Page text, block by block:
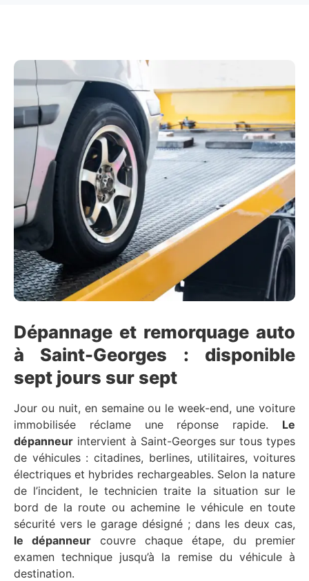
Dépannage et remorquage auto
à Saint-Georges : disponible
sept jours sur sept
Jour ou nuit, en semaine ou le week-end, une voiture
immobilisée réclame une réponse rapide. Le
dépanneur intervient à Saint-Georges sur tous types
de véhicules : citadines, berlines, utilitaires, voitures
électriques et hybrides rechargeables. Selon la nature
de l’incident, le technicien traite la situation sur le
bord de la route ou achemine le véhicule en toute
sécurité vers le garage désigné ; dans les deux cas,
le dépanneur couvre chaque étape, du premier
examen technique jusqu’à la remise du véhicule à
destination.